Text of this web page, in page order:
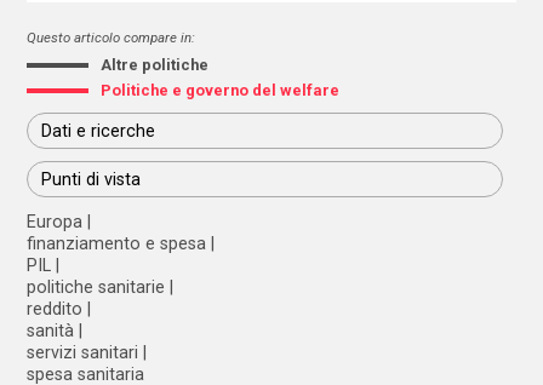
Questo articolo compare in:
Altre politiche
Politiche e governo del welfare
Dati e ricerche
Punti di vista
Europa
finanziamento e spesa
PIL
politiche sanitarie
reddito
sanità
servizi sanitari
spesa sanitaria